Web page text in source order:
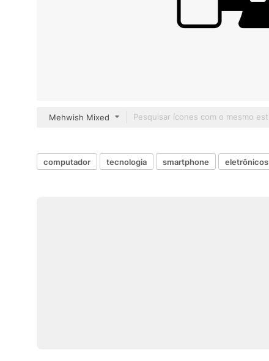
Mehwish Mixed
computador tecnologia smartphone eletrônicos